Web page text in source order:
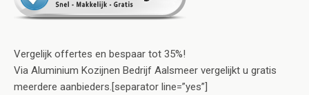
Vergelijk offertes en bespaar tot 35%!
Via Aluminium Kozijnen Bedrijf Aalsmeer vergelijkt u gratis
meerdere aanbieders.[separator line=”yes”]